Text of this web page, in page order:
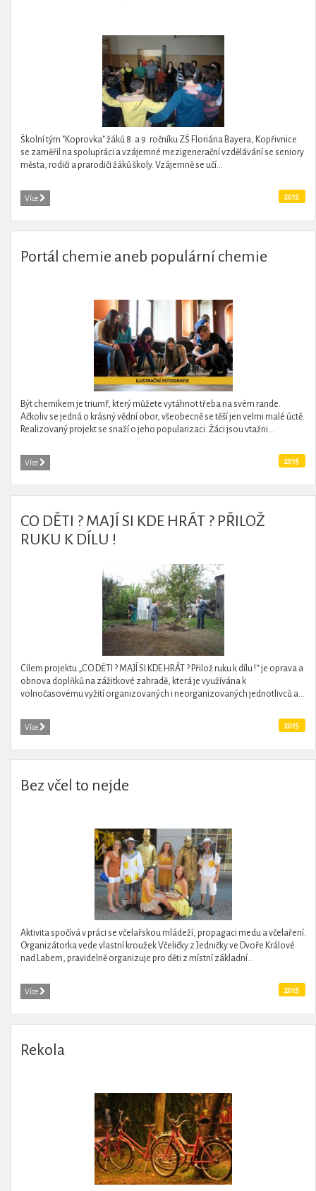
Školní tým "Koprovka" žáků 8. a 9. ročníku ZŠ Floriána Bayera, Kopřivnice
se zaměřil na spolupráci a vzájemné mezigenerační vzdělávání se seniory
města, rodiči a prarodiči žáků školy. Vzájemně se učí...
Více 2015
Portál chemie aneb populární chemie
Být chemikem je triumf, který můžete vytáhnot třeba na svém rande.
Ačkoliv se jedná o krásný vědní obor, všeobecně se těší jen velmi malé úctě.
Realizovaný projekt se snaží o jeho popularizaci. Žáci jsou vtažni...
Více 2015
CO DĚTI ? MAJÍ SI KDE HRÁT ? PŘILOŽ
RUKU K DÍLU !
Cílem projektu „CO DĚTI ? MAJÍ SI KDE HRÁT ? Přilož ruku k dílu !“ je oprava a
obnova doplňků na zážitkové zahradě, která je využívána k
volnočasovému vyžití organizovaných i neorganizovaných jednotlivců a...
Více 2015
Bez včel to nejde
Aktivita spočívá v práci se včelařskou mládeží, propagaci medu a včelaření.
Organizátorka vede vlastní kroužek Včeličky z Jedničky ve Dvoře Králové
nad Labem, pravidelně organizuje pro děti z místní základní...
Více 2015
Rekola